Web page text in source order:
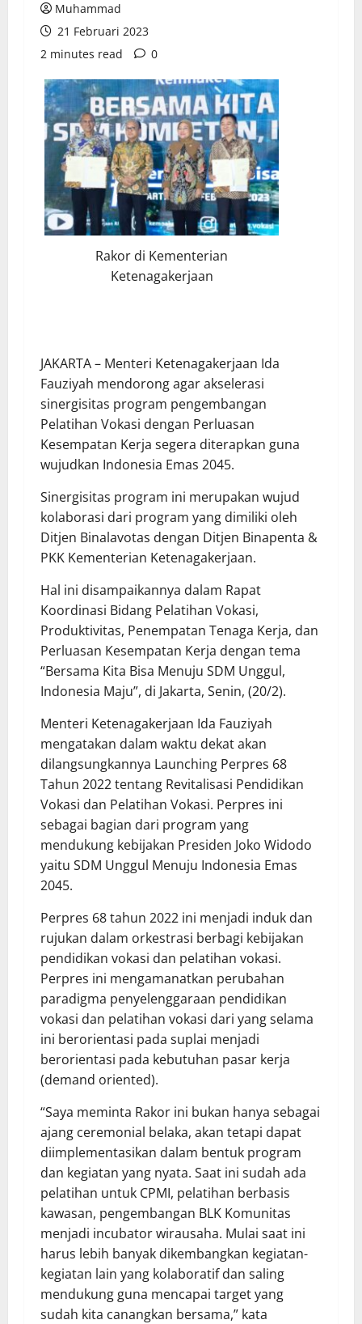
Muhammad
21 Februari 2023
2 minutes read
0
Rakor di Kementerian
Ketenagakerjaan
JAKARTA – Menteri Ketenagakerjaan Ida
Fauziyah mendorong agar akselerasi
sinergisitas program pengembangan
Pelatihan Vokasi dengan Perluasan
Kesempatan Kerja segera diterapkan guna
wujudkan Indonesia Emas 2045.
Sinergisitas program ini merupakan wujud
kolaborasi dari program yang dimiliki oleh
Ditjen Binalavotas dengan Ditjen Binapenta &
PKK Kementerian Ketenagakerjaan.
Hal ini disampaikannya dalam Rapat
Koordinasi Bidang Pelatihan Vokasi,
Produktivitas, Penempatan Tenaga Kerja, dan
Perluasan Kesempatan Kerja dengan tema
“Bersama Kita Bisa Menuju SDM Unggul,
Indonesia Maju”, di Jakarta, Senin, (20/2).
Menteri Ketenagakerjaan Ida Fauziyah
mengatakan dalam waktu dekat akan
dilangsungkannya Launching Perpres 68
Tahun 2022 tentang Revitalisasi Pendidikan
Vokasi dan Pelatihan Vokasi. Perpres ini
sebagai bagian dari program yang
mendukung kebijakan Presiden Joko Widodo
yaitu SDM Unggul Menuju Indonesia Emas
2045.
Perpres 68 tahun 2022 ini menjadi induk dan
rujukan dalam orkestrasi berbagi kebijakan
pendidikan vokasi dan pelatihan vokasi.
Perpres ini mengamanatkan perubahan
paradigma penyelenggaraan pendidikan
vokasi dan pelatihan vokasi dari yang selama
ini berorientasi pada suplai menjadi
berorientasi pada kebutuhan pasar kerja
(demand oriented).
“Saya meminta Rakor ini bukan hanya sebagai
ajang ceremonial belaka, akan tetapi dapat
diimplementasikan dalam bentuk program
dan kegiatan yang nyata. Saat ini sudah ada
pelatihan untuk CPMI, pelatihan berbasis
kawasan, pengembangan BLK Komunitas
menjadi incubator wirausaha. Mulai saat ini
harus lebih banyak dikembangkan kegiatan-
kegiatan lain yang kolaboratif dan saling
mendukung guna mencapai target yang
sudah kita canangkan bersama,” kata